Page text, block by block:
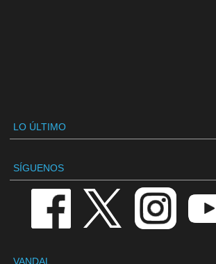
LO ÚLTIMO
SÍGUENOS
VANDAL